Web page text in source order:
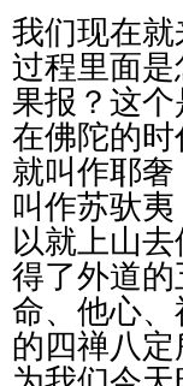
我们现在
过程里面
果报？这
在佛陀的
就叫作耶
叫作苏驮
以就上山
得了外道
命、他心
的四禅八